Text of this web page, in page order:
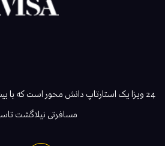
مسافرتی نیلاگشت